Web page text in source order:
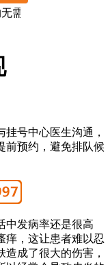
无需排队。温馨提
号中心医生沟通，
前预约，避免排队候
中发病率还是很高
痒，这让患者难以忍
成了很大的伤害，